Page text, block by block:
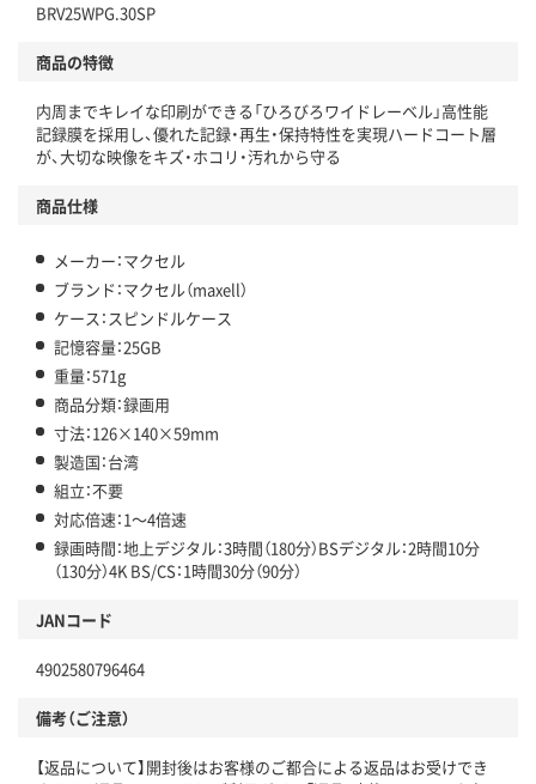
BRV25WPG.30SP
商品の特徴
内周までキレイな印刷ができる「ひろびろワイドレーベル」高性能
記録膜を採用し、優れた記録・再生・保持特性を実現ハードコート層
が、大切な映像をキズ・ホコリ・汚れから守る
商品仕様
メーカー：マクセル
ブランド：マクセル（maxell）
ケース：スピンドルケース
記憶容量：25GB
重量：571g
商品分類：録画用
寸法：126×140×59mm
製造国：台湾
組立：不要
対応倍速：1～4倍速
録画時間：地上デジタル：3時間（180分）BSデジタル：2時間10分
（130分）4K BS/CS：1時間30分（90分）
JANコード
4902580796464
備考（ご注意）
【返品について】開封後はお客様のご都合による返品はお受けでき